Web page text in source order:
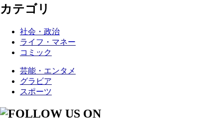
カテゴリ
社会・政治
ライフ・マネー
コミック
芸能・エンタメ
グラビア
スポーツ